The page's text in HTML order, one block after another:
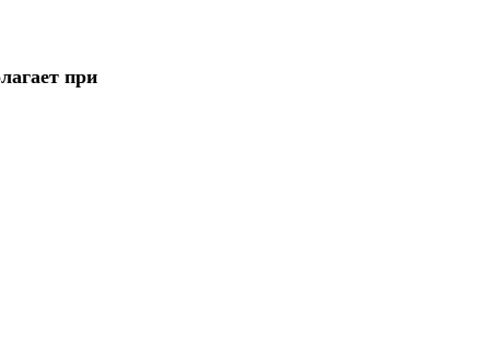
при